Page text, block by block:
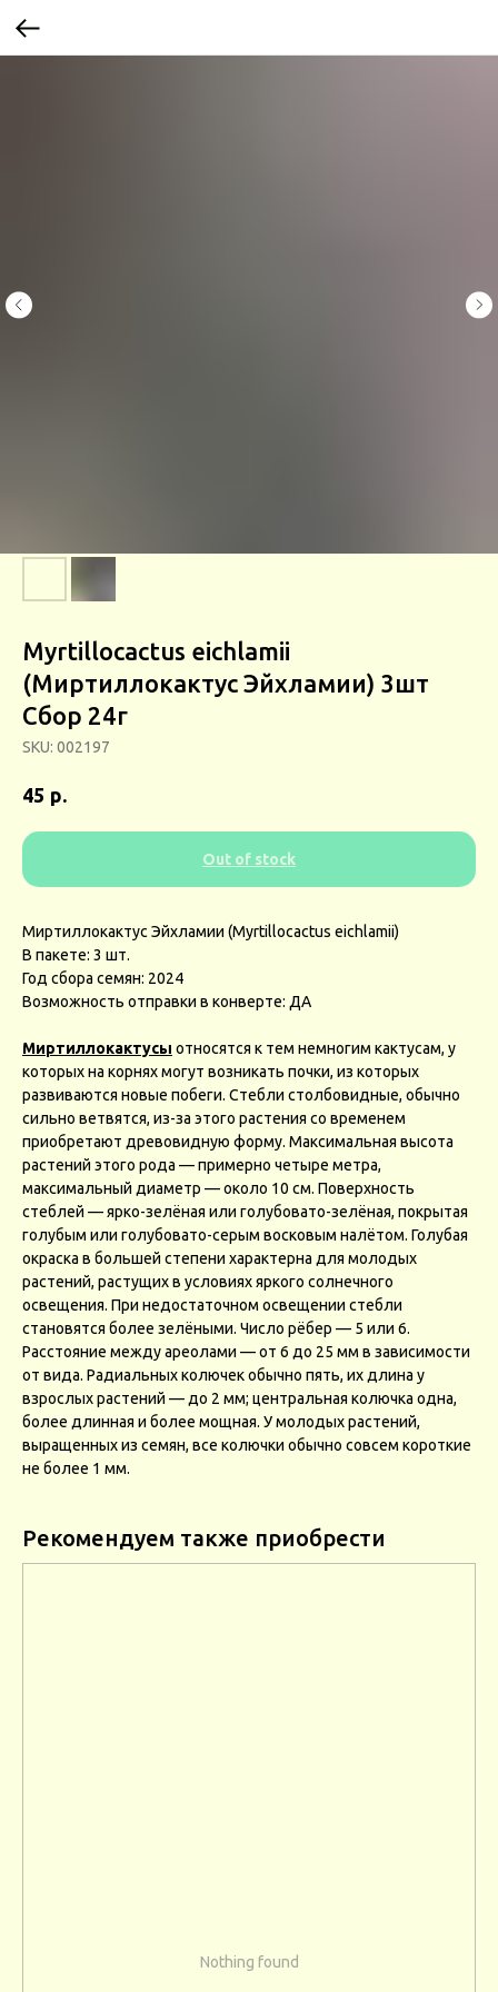
Myrtillocactus eichlamii
(Миртиллокактус Эйхламии) 3шт
Сбор 24г
SKU: 002197
45 р.
Out of stock
Миртиллокактус Эйхламии (Myrtillocactus eichlamii)
В пакете: 3 шт.
Год сбора семян: 2024
Возможность отправки в конверте: ДА
Миртиллокактусы относятся к тем немногим кактусам, у
которых на корнях могут возникать почки, из которых
развиваются новые побеги. Стебли столбовидные, обычно
сильно ветвятся, из-за этого растения со временем
приобретают древовидную форму. Максимальная высота
растений этого рода — примерно четыре метра,
максимальный диаметр — около 10 см. Поверхность
стеблей — ярко-зелёная или голубовато-зелёная, покрытая
голубым или голубовато-серым восковым налётом. Голубая
окраска в большей степени характерна для молодых
растений, растущих в условиях яркого солнечного
освещения. При недостаточном освещении стебли
становятся более зелёными. Число рёбер — 5 или 6.
Расстояние между ареолами — от 6 до 25 мм в зависимости
от вида. Радиальных колючек обычно пять, их длина у
взрослых растений — до 2 мм; центральная колючка одна,
более длинная и более мощная. У молодых растений,
выращенных из семян, все колючки обычно совсем короткие
не более 1 мм.
Рекомендуем также приобрести
Nothing found